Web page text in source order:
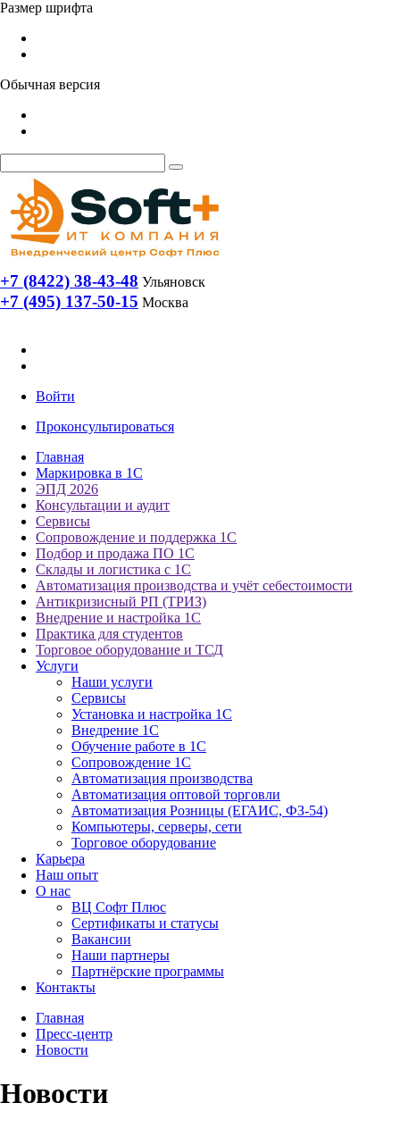
Размер шрифта
Обычная версия
+7 (8422) 38-43-48 Ульяновск
+7 (495) 137-50-15 Москва
Войти
Проконсультироваться
Главная
Маркировка в 1С
ЭПД 2026
Консультации и аудит
Сервисы
Сопровождение и поддержка 1С
Подбор и продажа ПО 1С
Склады и логистика с 1С
Автоматизация производства и учёт себестоимости
Антикризисный РП (ТРИЗ)
Внедрение и настройка 1С
Практика для студентов
Торговое оборудование и ТСД
Услуги
Наши услуги
Сервисы
Установка и настройка 1С
Внедрение 1С
Обучение работе в 1С
Сопровождение 1С
Автоматизация производства
Автоматизация оптовой торговли
Автоматизация Розницы (ЕГАИС, ФЗ-54)
Компьютеры, серверы, сети
Торговое оборудование
Карьера
Наш опыт
О нас
ВЦ Софт Плюс
Сертификаты и статусы
Вакансии
Наши партнеры
Партнёрские программы
Контакты
Главная
Пресс-центр
Новости
Новости